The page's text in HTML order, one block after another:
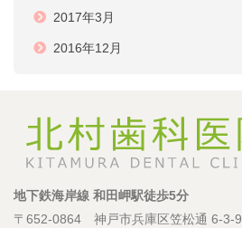
2017年3月
2016年12月
地下鉄海岸線 和田岬駅徒歩5分
〒652-0864 神戸市兵庫区笠松通 6-3-9